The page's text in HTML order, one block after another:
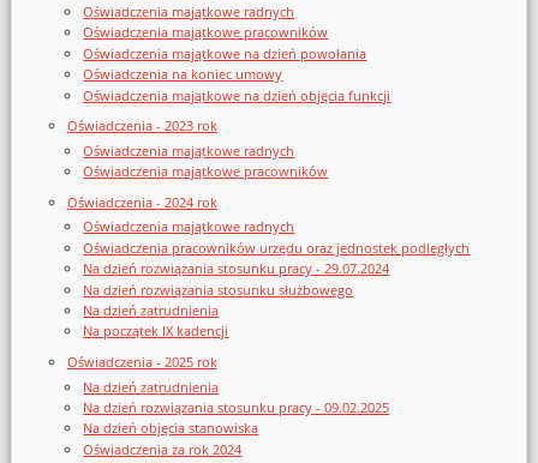
Oświadczenia majątkowe radnych
Oświadczenia majątkowe pracowników
Oświadczenia majątkowe na dzień powołania
Oświadczenia na koniec umowy
Oświadczenia majątkowe na dzień objęcia funkcji
Oświadczenia - 2023 rok
Oświadczenia majątkowe radnych
Oświadczenia majątkowe pracowników
Oświadczenia - 2024 rok
Oświadczenia majątkowe radnych
Oświadczenia pracowników urzędu oraz jednostek podległych
Na dzień rozwiązania stosunku pracy - 29.07.2024
Na dzień rozwiązania stosunku służbowego
Na dzień zatrudnienia
Na początek IX kadencji
Oświadczenia - 2025 rok
Na dzień zatrudnienia
Na dzień rozwiązania stosunku pracy - 09.02.2025
Na dzień objęcia stanowiska
Oświadczenia za rok 2024